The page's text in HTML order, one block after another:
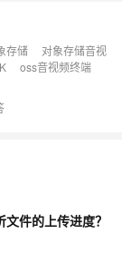
存储
对象存储音视
oss音视频终端
件的上传进度？